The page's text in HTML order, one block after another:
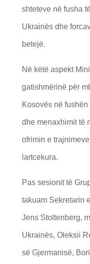
shteteve në fusha
Ukrainës dhe
betejë.
Në këtë aspekt
gatishmërinë për
Kosovës në
dhe menaxhimit të
ofrimin e
lartcekura.
Pas sesionit të
takuam Sekretarin
Jens Stoltenberg,
Ukrainës, Oleksii
së Gjermanisë,